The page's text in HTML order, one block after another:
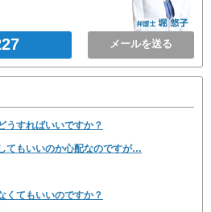
メールを送る
うすればいいですか？
てもいいのか心配なのですが…
くてもいいのですか？